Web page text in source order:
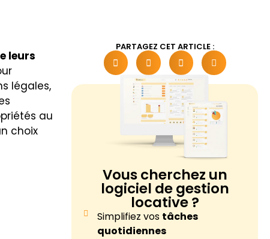
leurs
légales,
au
choix
PARTAGEZ CET ARTICLE :
Vous cherchez un
logiciel de gestion
locative ?
Simplifiez vos tâches
quotidiennes